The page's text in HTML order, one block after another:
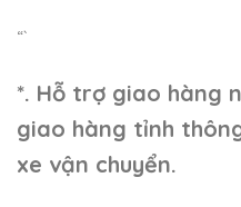
“`
*. Hỗ trợ giao hàng
giao hàng tỉnh
xe vận chuyển.